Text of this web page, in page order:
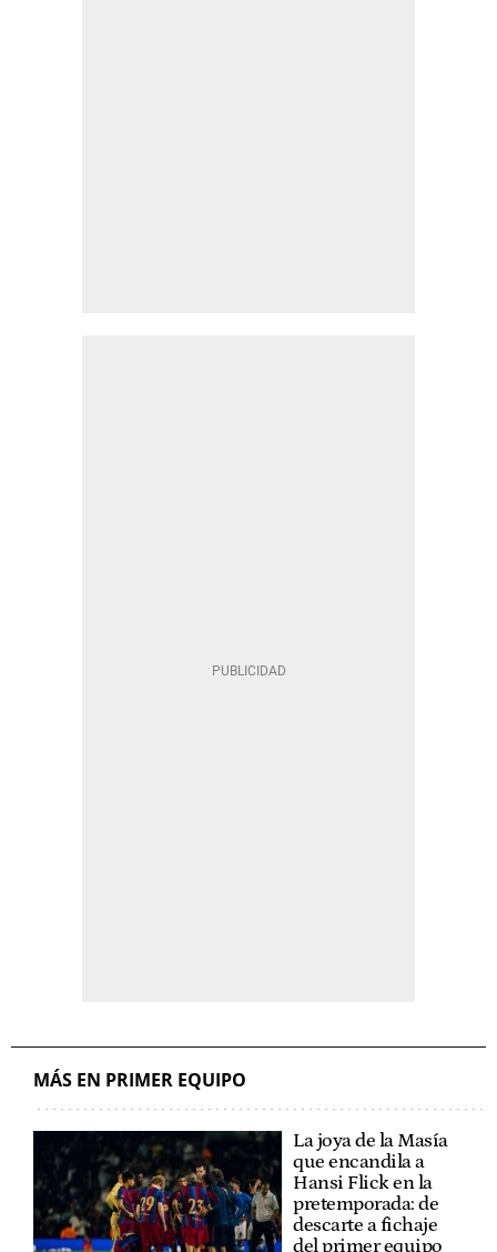
MÁS EN PRIMER EQUIPO
La joya de la Masía
que encandila a
Hansi Flick en la
pretemporada: de
descarte a fichaje
del primer equipo